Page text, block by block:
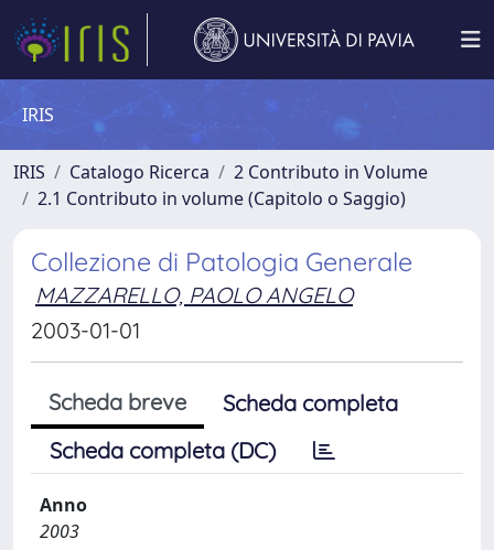
IRIS
IRIS Catalogo Ricerca
2 Contributo in Volume
2.1 Contributo in volume (Capitolo o Saggio)
Collezione di Patologia Generale
MAZZARELLO, PAOLO ANGELO
2003-01-01
Scheda breve
Scheda completa
Scheda completa (DC)
Anno
2003